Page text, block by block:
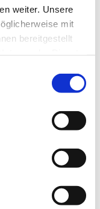
weiter. Unsere
mit
bereitgestellt
auch